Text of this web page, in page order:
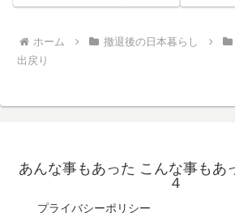
ホーム 撤退後の日本暮らし
出戻り
あんな事もあった こんな事もあ
４
プライバシーポリシー